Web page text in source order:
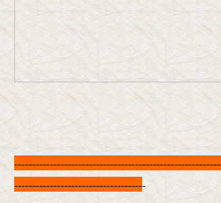
-------------------------------------